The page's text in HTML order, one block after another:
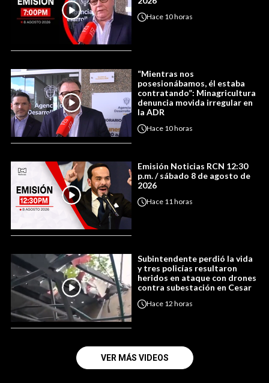
Hace 10 horas
“Mientras nos
posesionábamos, él estaba
contratando”: Minagricultura
denuncia movida irregular en
la ADR
Hace 10 horas
Emisión Noticias RCN 12:30
p.m. / sábado 8 de agosto de
2026
Hace 11 horas
Subintendente perdió la vida
y tres policías resultaron
heridos en ataque con drones
contra subestación en Cesar
Hace 12 horas
VER MÁS VIDEOS